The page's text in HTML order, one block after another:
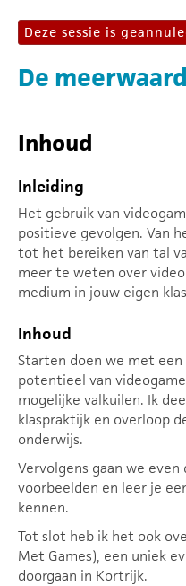
Deze sessie is
De
Inhoud
Inleiding
Het gebruik van
positieve gevolgen. Van
tot het bereiken van tal
meer te weten over
medium in jouw eigen
Inhoud
Starten doen we met
potentieel van
mogelijke valkuilen. Ik
klaspraktijk en overloop
onderwijs.
Vervolgens gaan we
voorbeelden en leer je
kennen.
Tot slot heb ik het ook
Met Games), een uniek
doorgaan in Kortrijk.